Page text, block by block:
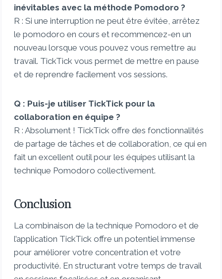
inévitables avec la méthode Pomodoro ?
R : Si une interruption ne peut être évitée, arrêtez
le pomodoro en cours et recommencez-en un
nouveau lorsque vous pouvez vous remettre au
travail. TickTick vous permet de mettre en pause
et de reprendre facilement vos sessions.
Q : Puis-je utiliser TickTick pour la
collaboration en équipe ?
R : Absolument ! TickTick offre des fonctionnalités
de partage de tâches et de collaboration, ce qui en
fait un excellent outil pour les équipes utilisant la
technique Pomodoro collectivement.
Conclusion
La combinaison de la technique Pomodoro et de
l’application TickTick offre un potentiel immense
pour améliorer votre concentration et votre
productivité. En structurant votre temps de travail